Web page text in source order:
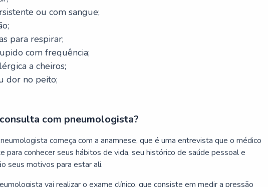
ou com sangue;
para respirar;
com frequência;
a cheiros;
dor no peito;
com pneumologista?
começa com a anamnese, que é uma entrevista que o médico
para conhecer seus hábitos de vida, seu histórico de saúde pessoal e
seus motivos para estar ali.
vai realizar o exame clínico, que consiste em medir a pressão